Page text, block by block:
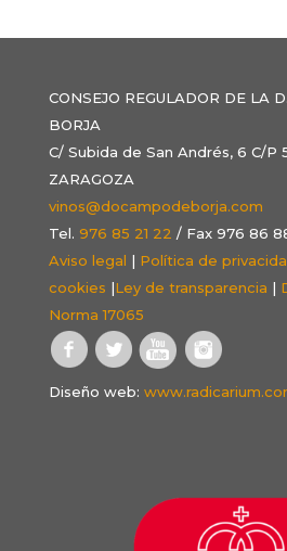
CONSEJO REGULADOR DE LA
BORJA
C/ Subida de San Andrés, 6 C/P
ZARAGOZA
vinos@docampodeborja.com
Tel. 976 85 21 22 / Fax 976 86
Aviso legal | Política de
cookies |Ley de transparencia |
Norma 17065
Diseño web: